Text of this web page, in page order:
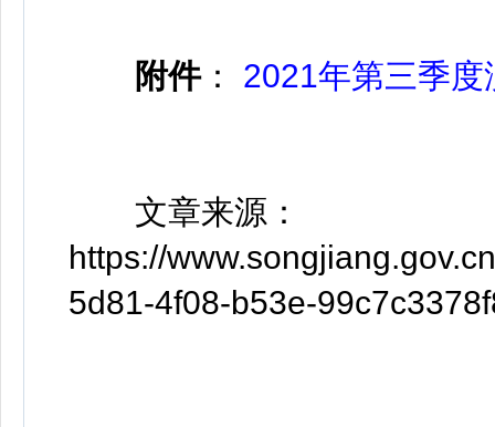
附件： 2021年第三季
文章来源：
https://
5d81-4f08-b53e-